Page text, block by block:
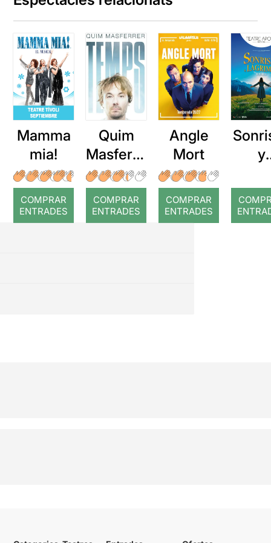
Mamma
mia!
COMPRAR
ENTRADES
Quim
Masferre
r: Temps
COMPRAR
ENTRADES
Angle
Mort
COMPRAR
ENTRADES
y